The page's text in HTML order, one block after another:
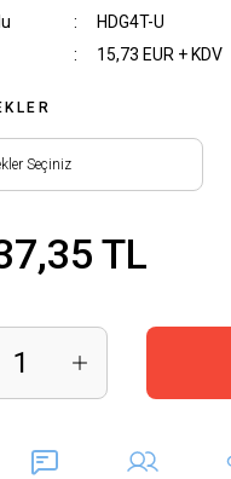
HDG4T-U
15,73 EUR + KDV
TL